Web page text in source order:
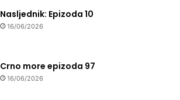
Nasljednik: Epizoda 10
16/06/2026
Crno more epizoda 97
16/06/2026